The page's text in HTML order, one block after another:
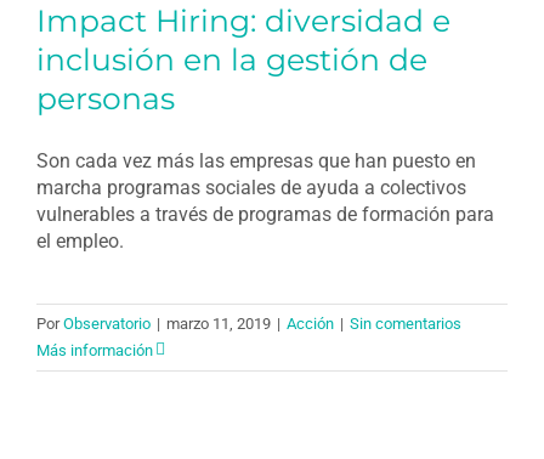
Impact Hiring: diversidad e
inclusión en la gestión de
personas
Son cada vez más las empresas que han puesto en
marcha programas sociales de ayuda a colectivos
vulnerables a través de programas de formación para
el empleo.
PorObservatorio | marzo 11, 2019 | Acción | Sin comentarios
Más información